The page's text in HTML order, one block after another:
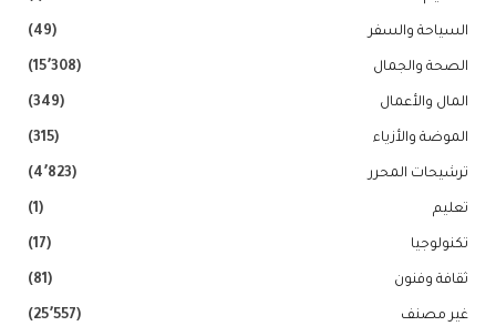
السياحة والسفر (49)
الصحة والجمال (15٬308)
المال والأعمال (349)
الموضة والأزياء (315)
ترشيحات المحرر (4٬823)
تعليم (1)
تكنولوجيا (17)
ثقافة وفنون (81)
غير مصنف (25٬557)